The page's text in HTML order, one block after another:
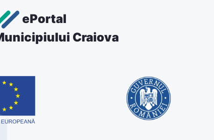
ePortal
Craiova